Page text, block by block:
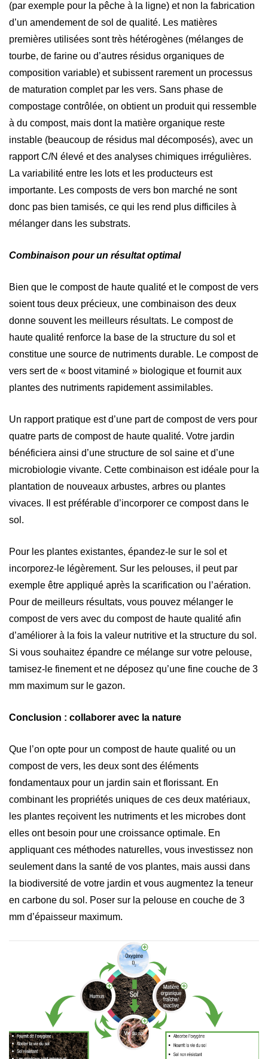
(par exemple pour la pêche à la ligne) et non la fabrication
d’un amendement de sol de qualité. Les matières
premières utilisées sont très hétérogènes (mélanges de
tourbe, de farine ou d’autres résidus organiques de
composition variable) et subissent rarement un processus
de maturation complet par les vers. Sans phase de
compostage contrôlée, on obtient un produit qui ressemble
à du compost, mais dont la matière organique reste
instable (beaucoup de résidus mal décomposés), avec un
rapport C/N élevé et des analyses chimiques irrégulières.
La variabilité entre les lots et les producteurs est
importante. Les composts de vers bon marché ne sont
donc pas bien tamisés, ce qui les rend plus difficiles à
mélanger dans les substrats.
Combinaison pour un résultat optimal
Bien que le compost de haute qualité et le compost de vers
soient tous deux précieux, une combinaison des deux
donne souvent les meilleurs résultats. Le compost de
haute qualité renforce la base de la structure du sol et
constitue une source de nutriments durable. Le compost de
vers sert de « boost vitaminé » biologique et fournit aux
plantes des nutriments rapidement assimilables.
Un rapport pratique est d’une part de compost de vers pour
quatre parts de compost de haute qualité. Votre jardin
bénéficiera ainsi d’une structure de sol saine et d’une
microbiologie vivante. Cette combinaison est idéale pour la
plantation de nouveaux arbustes, arbres ou plantes
vivaces. Il est préférable d’incorporer ce compost dans le
sol.
Pour les plantes existantes, épandez-le sur le sol et
incorporez-le légèrement. Sur les pelouses, il peut par
exemple être appliqué après la scarification ou l’aération.
Pour de meilleurs résultats, vous pouvez mélanger le
compost de vers avec du compost de haute qualité afin
d’améliorer à la fois la valeur nutritive et la structure du sol.
Si vous souhaitez épandre ce mélange sur votre pelouse,
tamisez-le finement et ne déposez qu’une fine couche de 3
mm maximum sur le gazon.
Conclusion : collaborer avec la nature
Que l’on opte pour un compost de haute qualité ou un
compost de vers, les deux sont des éléments
fondamentaux pour un jardin sain et florissant. En
combinant les propriétés uniques de ces deux matériaux,
les plantes reçoivent les nutriments et les microbes dont
elles ont besoin pour une croissance optimale. En
appliquant ces méthodes naturelles, vous investissez non
seulement dans la santé de vos plantes, mais aussi dans
la biodiversité de votre jardin et vous augmentez la teneur
en carbone du sol. Poser sur la pelouse en couche de 3
mm d’épaisseur maximum.